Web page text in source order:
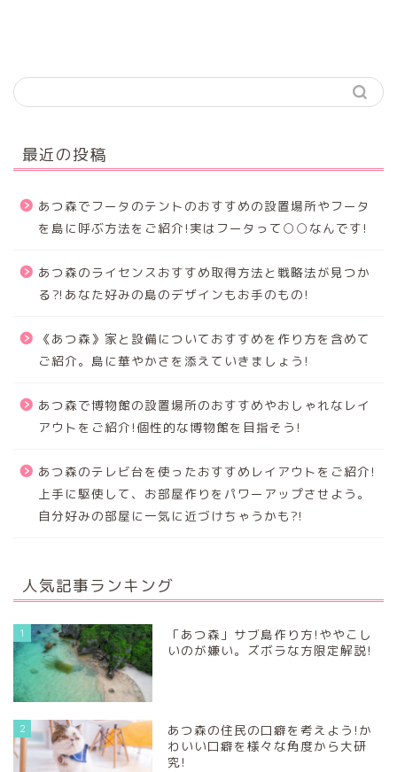
最近の投稿
あつ森でフータのテントのおすすめの設置場所やフータ
を島に呼ぶ方法をご紹介!実はフータって○○なんです!
あつ森のライセンスおすすめ取得方法と戦略法が見つか
る⁈あなた好みの島のデザインもお手のもの!
《あつ森》家と設備についておすすめを作り方を含めて
ご紹介。島に華やかさを添えていきましょう!
あつ森で博物館の設置場所のおすすめやおしゃれなレイ
アウトをご紹介!個性的な博物館を目指そう!
あつ森のテレビ台を使ったおすすめレイアウトをご紹介!
上手に駆使して、お部屋作りをパワーアップさせよう。
自分好みの部屋に一気に近づけちゃうかも?!
人気記事ランキング
1
「あつ森」サブ島作り方!ややこし
いのが嫌い。ズボラな方限定解説!
2
あつ森の住民の口癖を考えよう!か
わいい口癖を様々な角度から大研
究!